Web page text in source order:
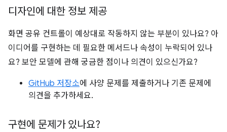
디자인에 대한 정보 제공
화면 공유 컨트롤이 예상대로 작동하지 않는 부분이 있나요? 아
이디어를 구현하는 데 필요한 메서드나 속성이 누락되어 있나
요? 보안 모델에 관해 궁금한 점이나 의견이 있으신가요?
GitHub 저장소에 사양 문제를 제출하거나 기존 문제에
의견을 추가하세요.
구현에 문제가 있나요?